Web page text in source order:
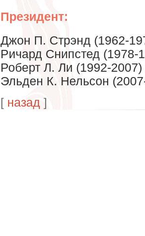
Президент:
Джон П. Стрэнд (1962-
Ричард Снипстед (1978-
Роберт Л. Ли (1992-2007)
Эльден К. Нельсон
[ назад]